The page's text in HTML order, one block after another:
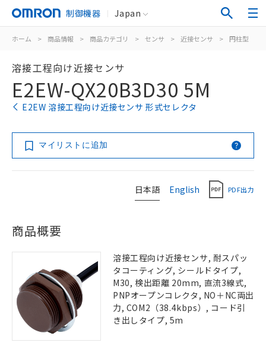
制御機器 Japan
ホーム > 商品情報 > 商品カテゴリ > センサ > 近接センサ > 円柱型
溶接工程向け近接センサ
E2EW-QX20B3D30 5M
E2EW 溶接工程向け近接センサ 形式セレクタ
マイリストに追加
日本語 English PDF出力
商品概要
溶接工程向け近接センサ, 耐スパッ
タコーティング, シールドタイプ,
M30, 検出距離 20mm, 直流3線式,
PNPオープンコレクタ, NO＋NC両出
力, COM2（38.4kbps）, コード引
き出しタイプ, 5m